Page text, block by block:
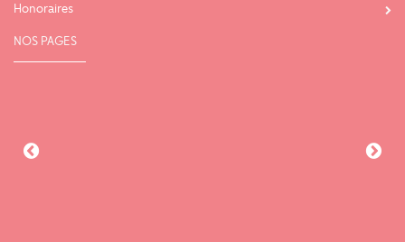
Honoraires
NOS PAGES